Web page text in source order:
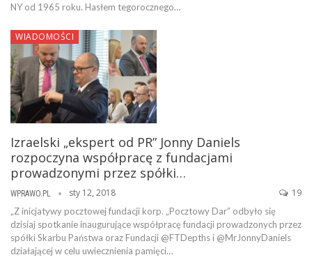
NY od 1965 roku. Hasłem tegorocznego…
WIADOMOŚCI
Izraelski „ekspert od PR” Jonny Daniels
rozpoczyna współpracę z fundacjami
prowadzonymi przez spółki…
WPRAWO.PL sty 12, 2018 19
„Z inicjatywy pocztowej fundacji korp. „Pocztowy Dar” odbyło się
dzisiaj spotkanie inaugurujące współpracę fundacji prowadzonych przez
spółki Skarbu Państwa oraz Fundacji @FTDepths i @MrJonnyDaniels
działającej w celu uwiecznienia pamięci…